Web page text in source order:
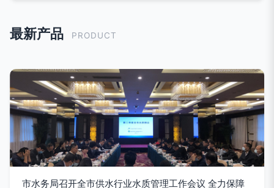
最新产品 PRODUCT
市水务局召开全市供水行业水质管理工作会议 全力保障